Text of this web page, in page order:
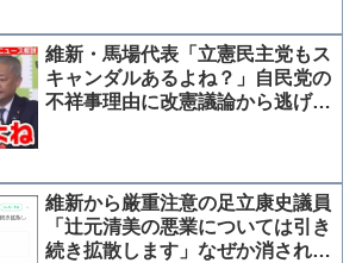
めたい」と次期衆院選での政権奪取を宣
言しています。参考：...
維新・馬場代表「立憲民主党もス
キャンダルあるよね？」自民党の
不祥事理由に改憲議論から逃げる
維新から厳重注意の足立康史議員
「辻元清美の悪業については引き
続き拡散します」なぜか消される